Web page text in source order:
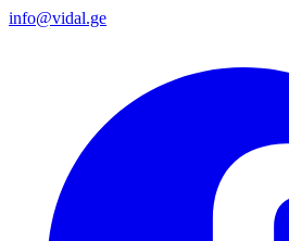
info@vidal.ge